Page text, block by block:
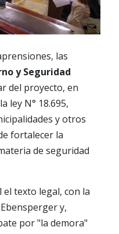
las
y Seguridad
del proyecto, en
ley N° 18.695,
y otros
fortalecer la
de seguridad
texto legal, con la
y,
por "la demora"